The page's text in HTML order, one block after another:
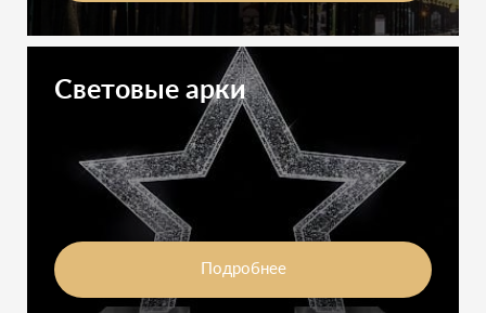
Световые арки
Подробнее